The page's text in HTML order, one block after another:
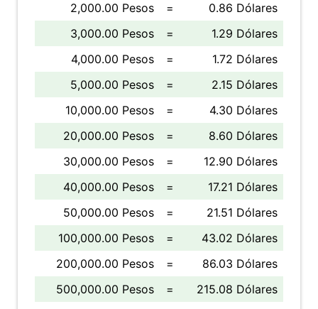
2,000.00 Pesos
=
0.86 Dólares
3,000.00 Pesos
=
1.29 Dólares
4,000.00 Pesos
=
1.72 Dólares
5,000.00 Pesos
=
2.15 Dólares
10,000.00 Pesos
=
4.30 Dólares
20,000.00 Pesos
=
8.60 Dólares
30,000.00 Pesos
=
12.90 Dólares
40,000.00 Pesos
=
17.21 Dólares
50,000.00 Pesos
=
21.51 Dólares
100,000.00 Pesos
=
43.02 Dólares
200,000.00 Pesos
=
86.03 Dólares
500,000.00 Pesos
=
215.08 Dólares